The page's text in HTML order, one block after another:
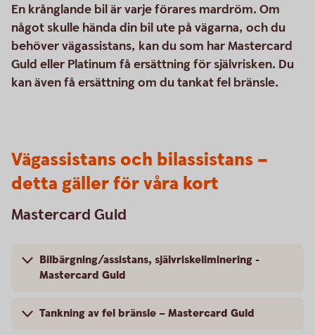
En krånglande bil är varje förares mardröm. Om
något skulle hända din bil ute på vägarna, och du
behöver vägassistans, kan du som har Mastercard
Guld eller Platinum få ersättning för självrisken. Du
kan även få ersättning om du tankat fel bränsle.
Vägassistans och bilassistans –
detta gäller för våra kort
Mastercard Guld
Bilbärgning/assistans, självriskeliminering -
Mastercard Guld
Tankning av fel bränsle – Mastercard Guld